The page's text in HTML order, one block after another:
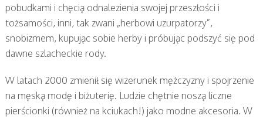
pobudkami i chęcią odnalezienia swojej przeszłości i
tożsamości, inni, tak zwani „herbowi uzurpatorzy”,
snobizmem, kupując sobie herby i próbując podszyć się pod
dawne szlacheckie rody.
W latach 2000 zmienił się wizerunek mężczyzny i spojrzenie
na męską modę i biżuterię. Ludzie chętnie noszą liczne
pierścionki (również na kciukach!) jako modne akcesoria. W